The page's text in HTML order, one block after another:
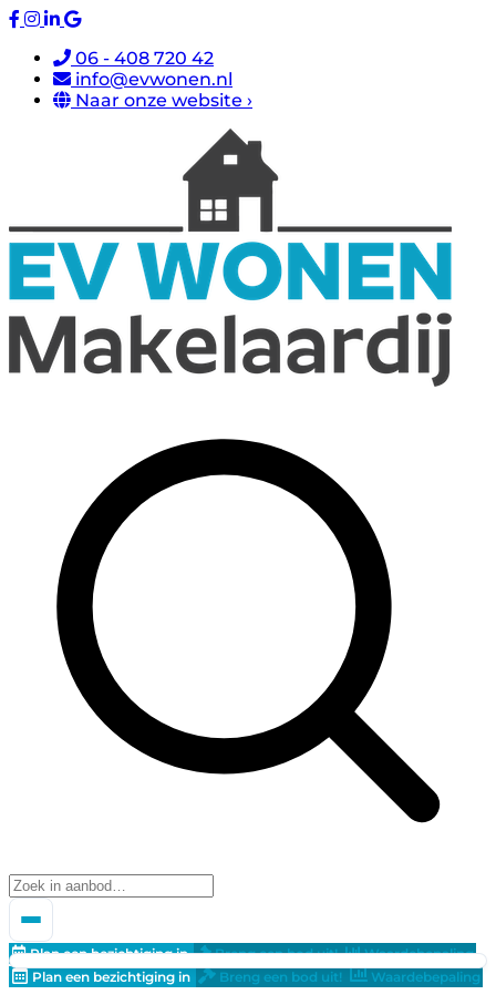
06 - 408 720 42
info@evwonen.nl
Naar onze website ›
Plan een bezichtiging in Breng een bod uit!
Waardebepaling
Plan een bezichtiging in
Breng een bod uit! Waardebepaling